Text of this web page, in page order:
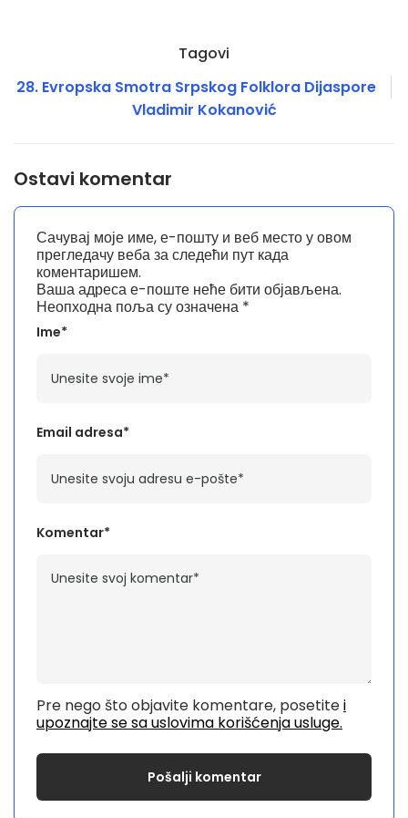
Tagovi
28. Evropska Smotra Srpskog Folklora Dijaspore
Vladimir Kokanović
Ostavi komentar
Ваша адреса е-поште неће бити објављена.
Неопходна поља су означена *
Komentar*
Pre nego što objavite komentare, posetitei
upoznajte se sa uslovima korišćenja usluge.
Ime*
Email adresa*
Сачувај моје име, е-пошту и веб место у овом
прегледачу веба за следећи пут када
коментаришем.